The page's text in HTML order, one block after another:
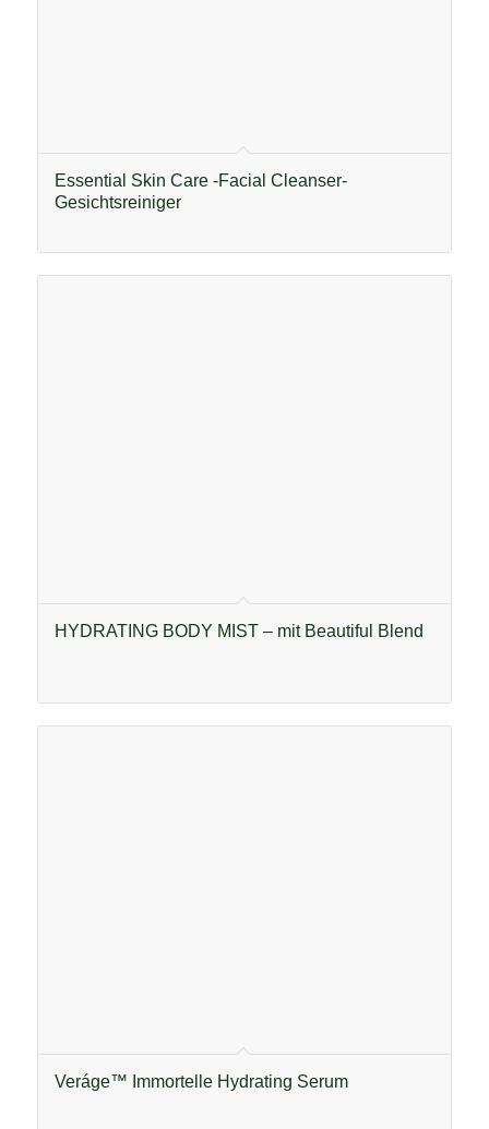
Essential Skin Care -Facial Cleanser-
Gesichtsreiniger
HYDRATING BODY MIST – mit Beautiful Blend
Veráge™ Immortelle Hydrating Serum